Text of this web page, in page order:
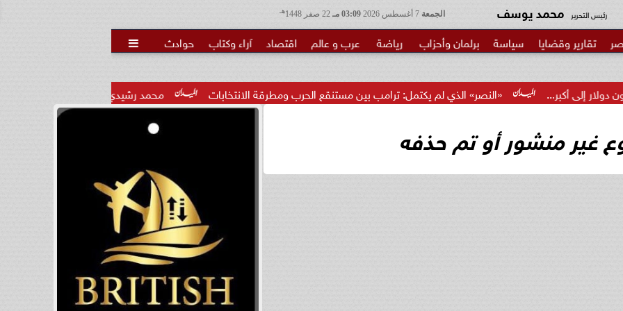
الجمعة 03:09 مـ هـ رئيس التحرير محمد يوسف
تقارير وقضايا سياسة برلمان وأحزاب رياضة عرب و عالم اقتصاد آراء وكتاب حوادث 
محمد رشيدي: لقاء الرئيس السيسي وملك البحرين «النصر» الذي لم يكتمل: ترامب بين مستنقع الحرب ومطرقة الانتخابات